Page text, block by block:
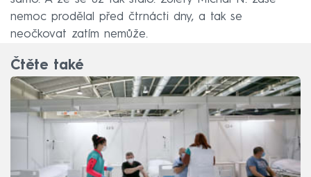
nemoc prodělal před čtrnácti dny, a tak se
neočkovat zatím nemůže.
Čtěte také